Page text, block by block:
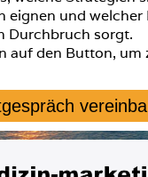
eignen und welcher
Durchbruch sorgt.
auf den Button, um